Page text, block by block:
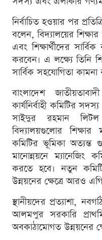
নির্বাচিত হওয়ার পর
বলেন, বিদ্যালয়ের
এবং শিক্ষার্থীদের
করবেন। এ লক্ষ্যে তিনি
সার্বিক সহযোগিতা কামনা
বাংলাদেশ
কার্যনির্বাহী কমিটির
সাইদুর রহমান
বিদ্যালয়গুলোর শিক্ষার
কমিটির ভূমিকা অত্যন্ত
মানোন্নয়নে ম্যানেজিং
করতে হবে। নতুন
উন্নয়নের ক্ষেত্রে আরও
স্থানীয়দের প্রত্যাশা,
আলমপুর সরকারি
অবকাঠামোগত উন্নয়নের